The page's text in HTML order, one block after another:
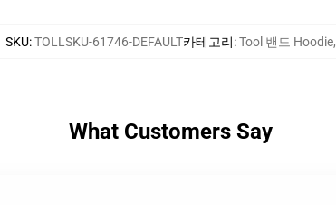
SKU:TOLLSKU-61746-DEFAULT카테고리:Tool 밴드 Hoodie,
What Customers Say